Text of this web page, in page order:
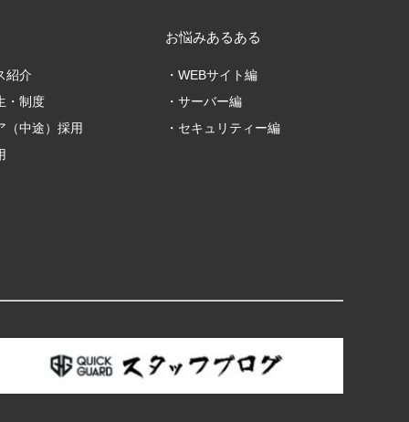
紹介
・制度
（中途）採用
お悩みあるある
WEBサイト編
サーバー編
セキュリティー編